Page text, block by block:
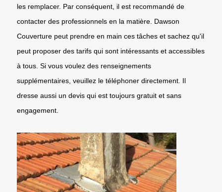
les remplacer. Par conséquent, il est recommandé de
contacter des professionnels en la matière. Dawson
Couverture peut prendre en main ces tâches et sachez qu'il
peut proposer des tarifs qui sont intéressants et accessibles
à tous. Si vous voulez des renseignements
supplémentaires, veuillez le téléphoner directement. Il
dresse aussi un devis qui est toujours gratuit et sans
engagement.